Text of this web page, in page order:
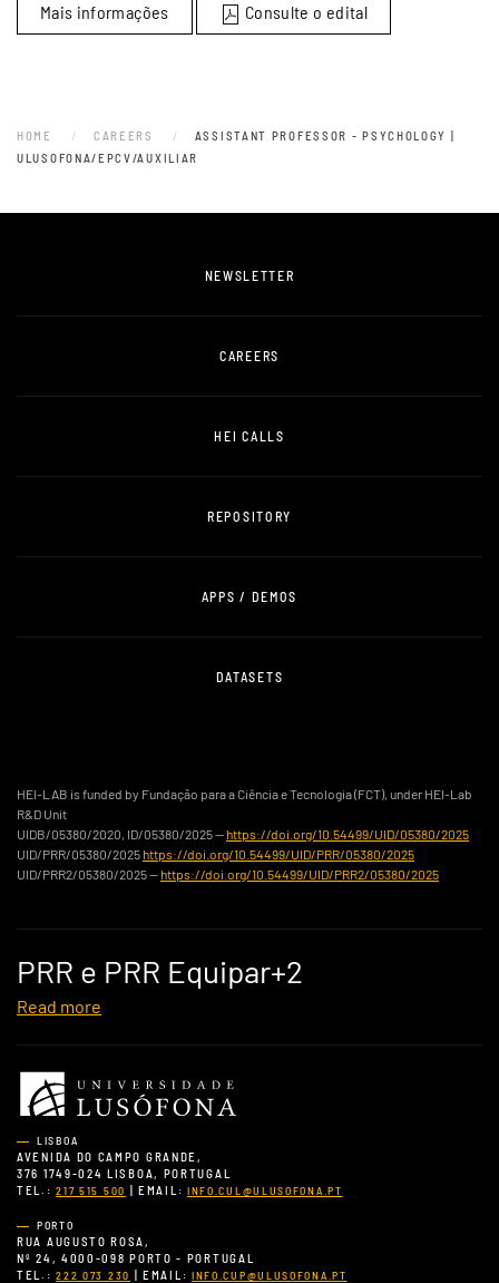
Mais informações Consulte o edital
HOME CAREERS
ASSISTANT PROFESSOR - PSYCHOLOGY |
ULUSOFONA/EPCV/AUXILIAR
NEWSLETTER
CAREERS
HEI CALLS
REPOSITORY
APPS / DEMOS
DATASETS
HEI-LAB is funded by Fundação para a Ciência e Tecnologia (FCT), under HEI-Lab
R&D Unit
UIDB/05380/2020, ID/05380/2025 — https://doi.org/10.54499/UID/05380/2025
UID/PRR/05380/2025 https://doi.org/10.54499/UID/PRR/05380/2025
UID/PRR2/05380/2025 — https://doi.org/10.54499/UID/PRR2/05380/2025
PRR e PRR Equipar+2
Read more
LISBOA
AVENIDA DO CAMPO GRANDE,
376 1749-024 LISBOA, PORTUGAL
TEL.:217 515 500 | EMAIL: INFO.CUL@ULUSOFONA.PT
PORTO
RUA AUGUSTO ROSA,
Nº 24, 4000-098 PORTO - PORTUGAL
TEL.:222 073 230 | EMAIL: INFO.CUP@ULUSOFONA.PT